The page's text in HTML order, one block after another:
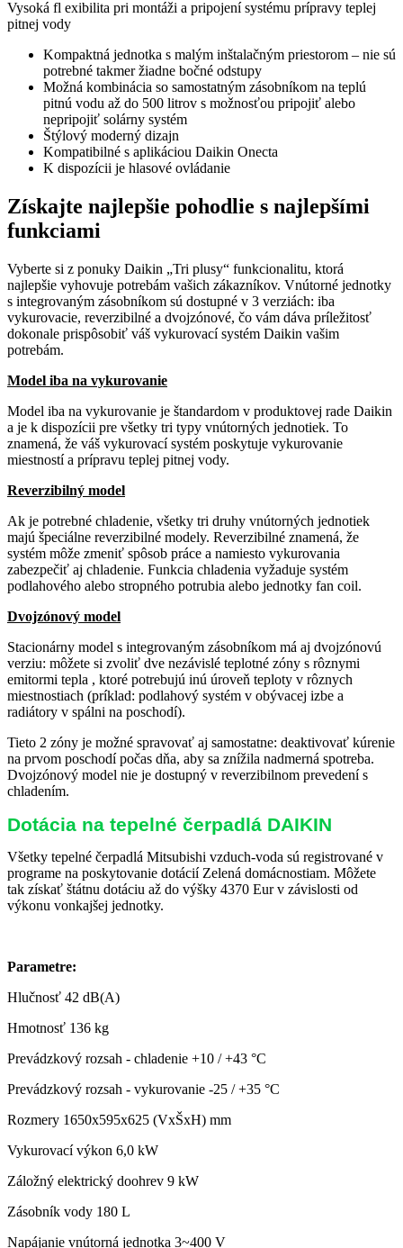
Vysoká fl exibilita pri montáži a pripojení systému prípravy teplej
pitnej vody
Kompaktná jednotka s malým inštalačným priestorom – nie sú
potrebné takmer žiadne bočné odstupy
Možná kombinácia so samostatným zásobníkom na teplú
pitnú vodu až do 500 litrov s možnosťou pripojiť alebo
nepripojiť solárny systém
Štýlový moderný dizajn
Kompatibilné s aplikáciou Daikin Onecta
K dispozícii je hlasové ovládanie
Získajte najlepšie pohodlie s najlepšími
funkciami
Vyberte si z ponuky Daikin „Tri plusy“ funkcionalitu, ktorá
najlepšie vyhovuje potrebám vašich zákazníkov. Vnútorné jednotky
s integrovaným zásobníkom sú dostupné v 3 verziách: iba
vykurovacie, reverzibilné a dvojzónové, čo vám dáva príležitosť
dokonale prispôsobiť váš vykurovací systém Daikin vašim
potrebám.
Model iba na vykurovanie
Model iba na vykurovanie je štandardom v produktovej rade Daikin
a je k dispozícii pre všetky tri typy vnútorných jednotiek. To
znamená, že váš vykurovací systém poskytuje vykurovanie
miestností a prípravu teplej pitnej vody.
Reverzibilný model
Ak je potrebné chladenie, všetky tri druhy vnútorných jednotiek
majú špeciálne reverzibilné modely. Reverzibilné znamená, že
systém môže zmeniť spôsob práce a namiesto vykurovania
zabezpečiť aj chladenie. Funkcia chladenia vyžaduje systém
podlahového alebo stropného potrubia alebo jednotky fan coil.
Dvojzónový model
Stacionárny model s integrovaným zásobníkom má aj dvojzónovú
verziu: môžete si zvoliť dve nezávislé teplotné zóny s rôznymi
emitormi tepla , ktoré potrebujú inú úroveň teploty v rôznych
miestnostiach (príklad: podlahový systém v obývacej izbe a
radiátory v spálni na poschodí).
Tieto 2 zóny je možné spravovať aj samostatne: deaktivovať kúrenie
na prvom poschodí počas dňa, aby sa znížila nadmerná spotreba.
Dvojzónový model nie je dostupný v reverzibilnom prevedení s
chladením.
Dotácia na tepelné čerpadlá DAIKIN
Všetky tepelné čerpadlá Mitsubishi vzduch-voda sú registrované v
programe na poskytovanie dotácií Zelená domácnostiam. Môžete
tak získať štátnu dotáciu až do výšky 4370 Eur v závislosti od
výkonu vonkajšej jednotky.
Parametre:
Hlučnosť 42 dB(A)
Hmotnosť 136 kg
Prevádzkový rozsah - chladenie +10 / +43 °C
Prevádzkový rozsah - vykurovanie -25 / +35 °C
Rozmery 1650x595x625 (VxŠxH) mm
Vykurovací výkon 6,0 kW
Záložný elektrický doohrev 9 kW
Zásobník vody 180 L
Napájanie vnútorná jednotka 3~400 V